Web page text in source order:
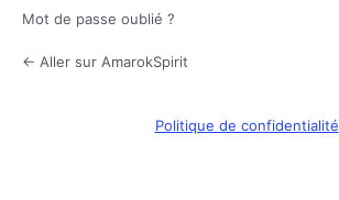
Mot de passe oublié ?
← Aller sur AmarokSpirit
Politique de confidentialité